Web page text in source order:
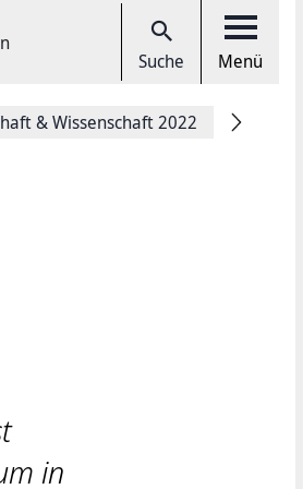
Suche Menü
& Wissenschaft 2022
in